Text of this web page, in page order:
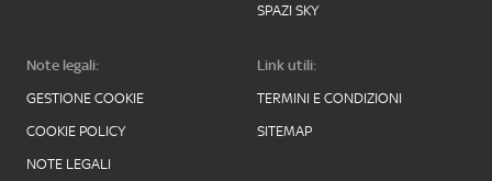
SPAZI SKY
Note legali:
GESTIONE COOKIE
COOKIE POLICY
NOTE LEGALI
Link utili:
TERMINI E CONDIZIONI
SITEMAP